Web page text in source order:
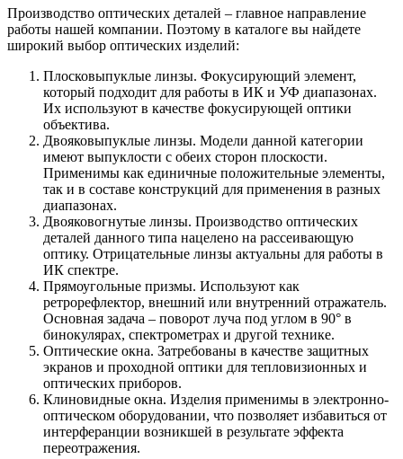
Производство оптических деталей – главное направление
работы нашей компании. Поэтому в каталоге вы найдете
широкий выбор оптических изделий:
Плосковыпуклые линзы. Фокусирующий элемент,
который подходит для работы в ИК и УФ диапазонах.
Их используют в качестве фокусирующей оптики
объектива.
Двояковыпуклые линзы. Модели данной категории
имеют выпуклости с обеих сторон плоскости.
Применимы как единичные положительные элементы,
так и в составе конструкций для применения в разных
диапазонах.
Двояковогнутые линзы. Производство оптических
деталей данного типа нацелено на рассеивающую
оптику. Отрицательные линзы актуальны для работы в
ИК спектре.
Прямоугольные призмы. Используют как
ретрорефлектор, внешний или внутренний отражатель.
Основная задача – поворот луча под углом в 90° в
бинокулярах, спектрометрах и другой технике.
Оптические окна. Затребованы в качестве защитных
экранов и проходной оптики для тепловизионных и
оптических приборов.
Клиновидные окна. Изделия применимы в электронно-
оптическом оборудовании, что позволяет избавиться от
интерферанции возникшей в результате эффекта
переотражения.